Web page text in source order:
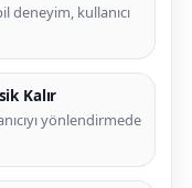
deneyim, kullanıcı
Kalır
yönlendirmede